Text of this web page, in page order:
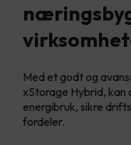
Med et godt og
xStorage Hybrid, kan
energibruk, sikre
fordeler.